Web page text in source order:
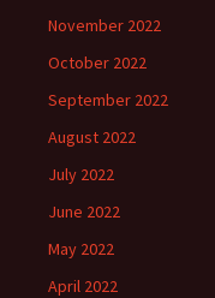
November 2022
October 2022
September 2022
August 2022
July 2022
June 2022
May 2022
April 2022